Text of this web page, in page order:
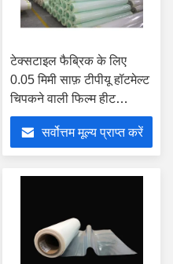
टेक्सटाइल फैब्रिक के लिए
0.05 मिमी साफ़ टीपीयू हॉटमेल्ट
चिपकने वाली फिल्म हीट
प्रतिरोध
सर्वोत्तम मूल्य प्राप्त करें